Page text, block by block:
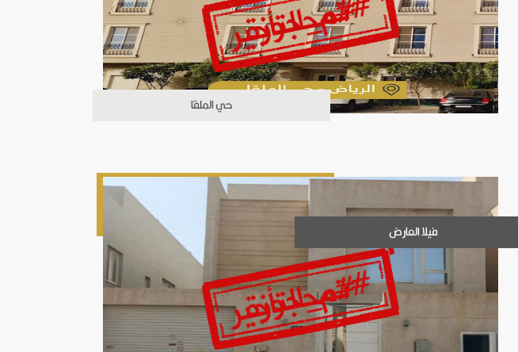
حي الملقا
فيلا العارض